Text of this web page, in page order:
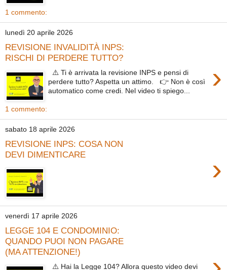
1 commento:
lunedì 20 aprile 2026
REVISIONE INVALIDITÀ INPS:
RISCHI DI PERDERE TUTTO?
›
⚠️ Ti è arrivata la revisione INPS e pensi di
perdere tutto? Aspetta un attimo. 👉 Non è così
automatico come credi. Nel video ti spiego...
1 commento:
sabato 18 aprile 2026
REVISIONE INPS: COSA NON
DEVI DIMENTICARE
›
venerdì 17 aprile 2026
LEGGE 104 E CONDOMINIO:
QUANDO PUOI NON PAGARE
(MA ATTENZIONE!)
⚠️ Hai la Legge 104? Allora questo video devi